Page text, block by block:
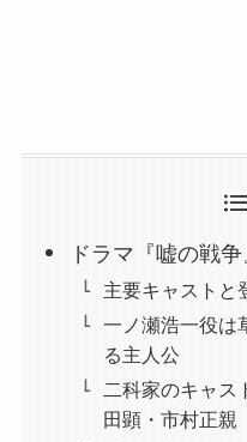
ドラマ『嘘の戦
主要キャストと
一ノ瀬浩一役は
る主人公
二科家のキャス
田顕・市村正親